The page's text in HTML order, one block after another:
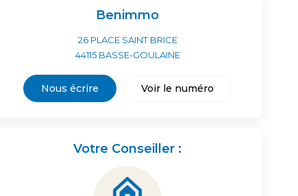
Benimmo
26 PLACE SAINT BRICE
44115 BASSE-GOULAINE
Nous écrire Voir le numéro
Votre Conseiller :